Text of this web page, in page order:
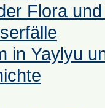
Flora
in Yaylyu